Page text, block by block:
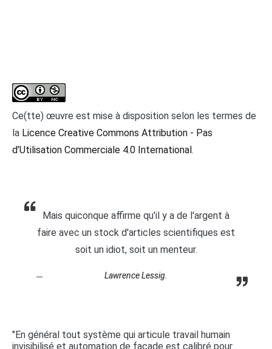
Ce(tte) œuvre est mise à disposition selon les termes de
la Licence Creative Commons Attribution - Pas
d’Utilisation Commerciale 4.0 International.
Mais quiconque affirme qu'il y a de l'argent à
faire avec un stock d'articles scientifiques est
soit un idiot, soit un menteur.
Lawrence Lessig.
"En général tout système qui articule travail humain
invisibilisé et automation de façade est calibré pour